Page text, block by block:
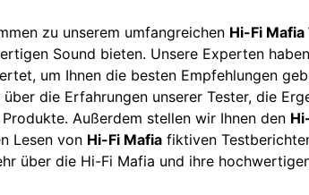
zu unserem umfangreichen Hi-Fi Mafia
Sound bieten. Unsere Experten
um Ihnen die besten Empfehlungen
die Erfahrungen unserer Tester, die
Produkte. Außerdem stellen wir Ihnen den
Lesen von Hi-Fi Mafia fiktiven
über die Hi-Fi Mafia und ihre